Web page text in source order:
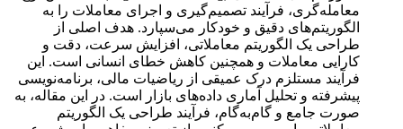
معامله‌گری، فرآیند تصمیم‌گیری و اجرای معاملات را به
الگوریتم‌های دقیق و خودکار می‌سپارد. هدف اصلی از
طراحی یک الگوریتم معاملاتی، افزایش سرعت، دقت و
کارایی معاملات و همچنین کاهش خطای انسانی است. این
فرآیند مستلزم درک عمیقی از ریاضیات مالی، برنامه‌نویسی
پیشرفته و تحلیل آماری داده‌های بازار است. در این مقاله، به
صورت جامع و گام‌به‌گام، فرآیند طراحی یک الگوریتم